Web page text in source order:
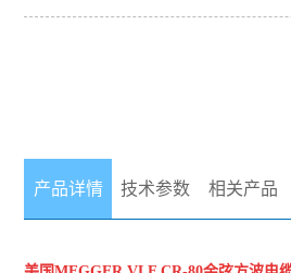
产品详情 技术参数 相关产品